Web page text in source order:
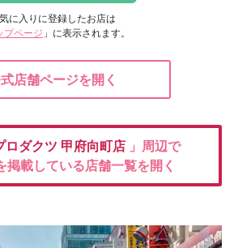
に入りに登録したお店は
プページ 」に表示されます。
店舗ページを開く
ロダクツ 甲府向町店 」周辺で
掲載している店舗一覧を開く